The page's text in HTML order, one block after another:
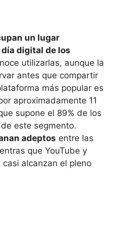
un lugar
digital de los
utilizarlas, aunque la
antes que compartir
más popular es
aproximadamente 11
supone el 89% de los
este segmento.
adeptos entre las
que YouTube y
alcanzan el pleno